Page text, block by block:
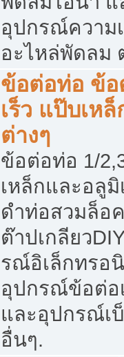
อุปกรณ์ความ
อะไหล่พัดลม
ข้อต่อท่อ ข้อ
เร็ว แป๊บเห
ต่างๆ
ข้อต่อท่อ 1/
เหล็กและอลู
ดำท่อสวมล็อ
ต๊าปเกลียว
รณ์อิเล็กทรอ
อุปกรณ์ข้อต่อ
และอุปกรณ์เ
อื่นๆ.